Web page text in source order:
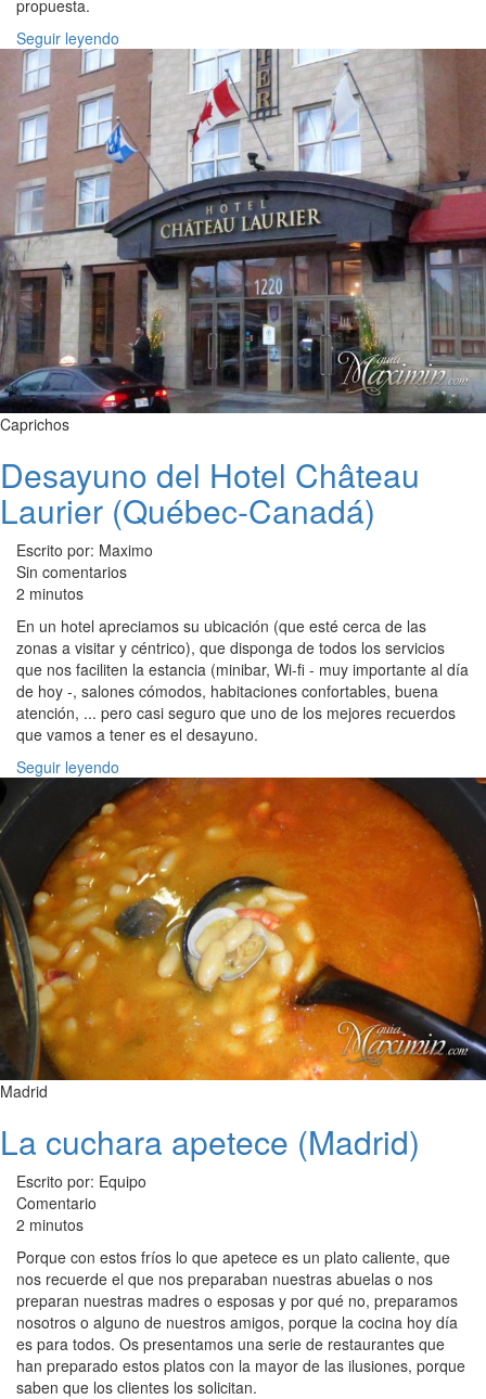
propuesta.
Seguir leyendo
Caprichos
Desayuno del Hotel Château
Laurier (Québec-Canadá)
Escrito por: Maximo
Sin comentarios
2 minutos
En un hotel apreciamos su ubicación (que esté cerca de las
zonas a visitar y céntrico), que disponga de todos los servicios
que nos faciliten la estancia (minibar, Wi-fi - muy importante al día
de hoy -, salones cómodos, habitaciones confortables, buena
atención, ... pero casi seguro que uno de los mejores recuerdos
que vamos a tener es el desayuno.
Seguir leyendo
Madrid
La cuchara apetece (Madrid)
Escrito por: Equipo
Comentario
2 minutos
Porque con estos fríos lo que apetece es un plato caliente, que
nos recuerde el que nos preparaban nuestras abuelas o nos
preparan nuestras madres o esposas y por qué no, preparamos
nosotros o alguno de nuestros amigos, porque la cocina hoy día
es para todos. Os presentamos una serie de restaurantes que
han preparado estos platos con la mayor de las ilusiones, porque
saben que los clientes los solicitan.